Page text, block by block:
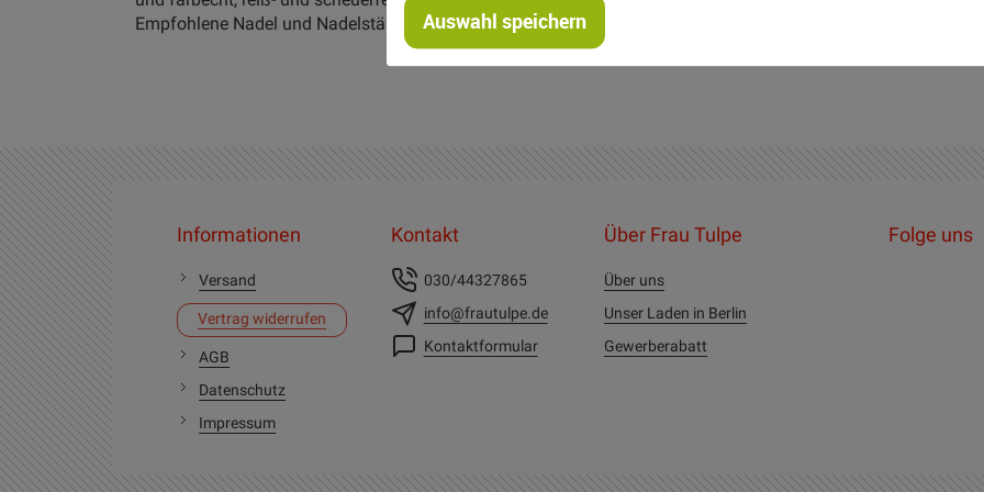
Auswahl speichern
Empfohlene Nadel und Nadelstärke: Universalnadel NM 100-120 Garnstärke 30
Informationen
Versand
Vertrag widerrufen
AGB
Datenschutz
Impressum
Kontakt
030/44327865
info@frautulpe.de
Kontaktformular
Über Frau Tulpe
Über uns
Unser Laden in Berlin
Gewerberabatt
Folge uns